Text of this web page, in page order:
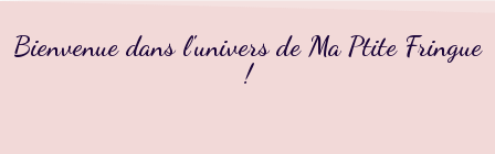
Bienvenue dans l'univers de Ma Ptite Fringue
!